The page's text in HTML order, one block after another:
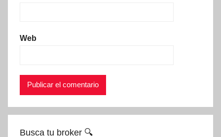
Web
Busca tu broker 🔍